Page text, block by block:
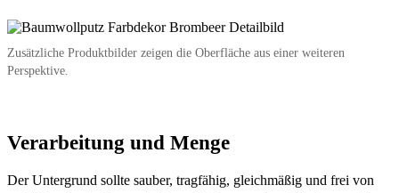
Zusätzliche Produktbilder zeigen die Oberfläche aus einer weiteren
Perspektive.
Verarbeitung und Menge
Der Untergrund sollte sauber, tragfähig, gleichmäßig und frei von